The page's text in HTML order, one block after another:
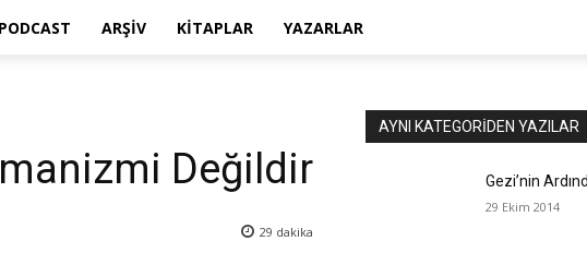
PODCAST ARŞIV KITAPLAR YAZARLAR
Değildir
29 dakika
AYNI KATEGORIDEN YAZILAR
Gezi’nin
29 Ekim 2014